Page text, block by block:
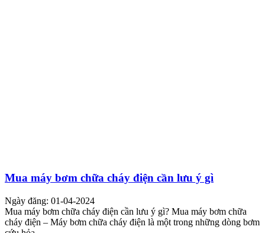
Mua máy bơm chữa cháy điện cần lưu ý gì
Ngày đăng: 01-04-2024
Mua máy bơm chữa cháy điện cần lưu ý gì? Mua máy bơm chữa
cháy điện – Máy bơm chữa cháy điện là một trong những dòng bơm